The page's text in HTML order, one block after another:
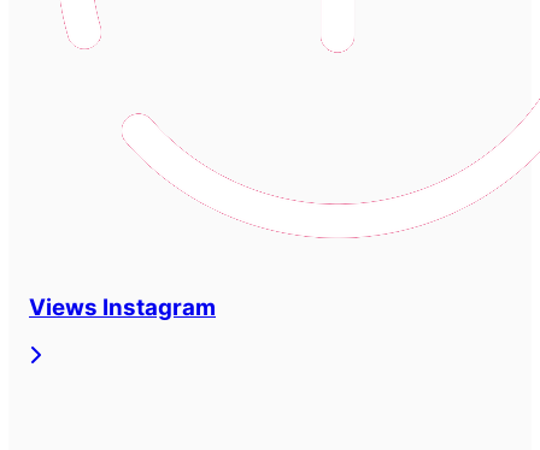
Views Instagram